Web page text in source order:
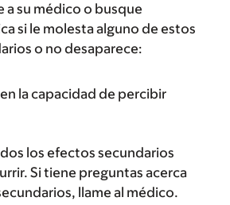
a su médico o busque
si le molesta alguno de estos
o no desaparece:
la capacidad de percibir
los efectos secundarios
Si tiene preguntas acerca
llame al médico.